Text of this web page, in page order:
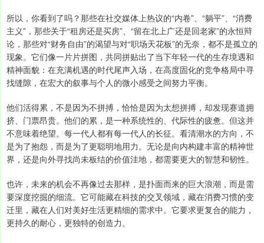
所以，你看到了吗？那些在社交媒体上热议的“内卷”、“躺平”、“消费
主义”，那些关于“租房还是买房”、“留在北上广还是回老家”的永恒辩
论，那些对“财务自由”的渴望与对“职场天花板”的无奈，都不是孤立的
现象。它们像一片片拼图，共同拼贴出了当下年轻一代的生存境遇和
精神面貌：在充满机遇的时代尾声入场，在高度固化的竞争格局中寻
找缝隙，在宏大的叙事与个人的微小感受之间努力平衡。
他们活得累，不是因为不拼搏，恰恰是因为太想拼搏，却发现赛道拥
挤、门票昂贵。他们的累，是一种系统性的、代际性的疲惫。但这并
不意味着绝望。每一代人都有每一代人的长征。看清潮水的方向，不
是为了抱怨，而是为了更聪明地用力。无论是向内构建丰富的精神世
界，还是向外寻找尚未板结的价值洼地，都需要更大的智慧和韧性。
也许，未来的机会不再像过去那样，是扑面而来的巨大浪潮，而是需
要深度挖掘的细流。它可能藏在科技的交叉领域，藏在消费习惯的变
迁里，藏在人们对美好生活更精细的需求中。它要求更复合的能力，
更持久的耐心，更独特的创造力。